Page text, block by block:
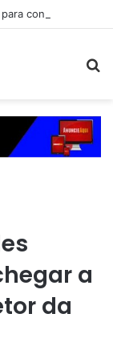
a
da